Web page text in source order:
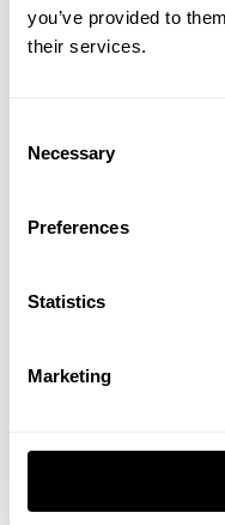
you’ve provided to
their services.
Selection
Necessary
Preferences
Statistics
Marketing
488,00 EUR